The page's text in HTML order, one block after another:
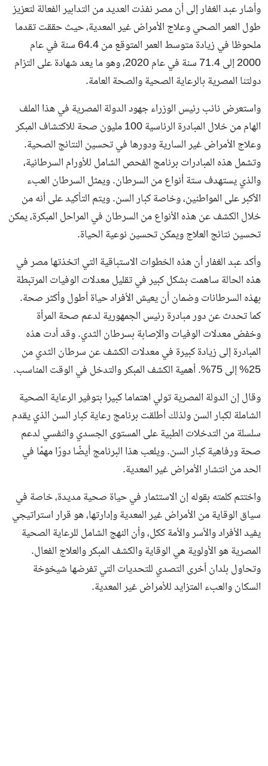
وأشار عبد الغفار إلى أن مصر نفذت العديد من التدابير الفعالة لتعزيز
طول العمر الصحي وعلاج الأمراض غير المعدية، حيث حققت تقدما
ملحوظا في زيادة متوسط العمر المتوقع من 64.4 سنة في عام
2000 إلى 71.4 سنة في عام 2020، وهو ما يعد شهادة على التزام
دولتنا المصرية بالرعاية الصحية والصحة العامة.
واستعرض نائب رئيس الوزراء جهود الدولة المصرية في هذا الملف
الهام من خلال المبادرة الرئاسية 100 مليون صحة للاكتشاف المبكر
وعلاج الأمراض غير السارية ودورها في تحسين النتائج الصحية.
وتشمل هذه المبادرات برنامج الفحص الشامل للأورام السرطانية،
والذي يستهدف ستة أنواع من السرطان. ويمثل السرطان العبء
الأكبر على المواطنين، وخاصة كبار السن. ويتم التأكيد على أنه من
خلال الكشف عن هذه الأنواع من السرطان في المراحل المبكرة، يمكن
تحسين نتائج العلاج ويمكن تحسين نوعية الحياة.
وأكد عبد الغفار أن هذه الخطوات الاستباقية التي اتخذتها مصر في
هذه الحالة ساهمت بشكل كبير في تقليل معدلات الوفيات المرتبطة
بهذه السرطانات وضمان أن يعيش الأفراد حياة أطول وأكثر صحة.
كما تحدث عن دور مبادرة رئيس الجمهورية لدعم صحة المرأة
وخفض معدلات الوفيات والإصابة بسرطان الثدي. وقد أدت هذه
المبادرة إلى زيادة كبيرة في معدلات الكشف عن سرطان الثدي من
25% إلى 75%. أهمية الكشف المبكر والتدخل في الوقت المناسب.
وقال إن الدولة المصرية تولي اهتماما كبيرا بتوفير الرعاية الصحية
الشاملة لكبار السن ولذلك أطلقت برنامج رعاية كبار السن الذي يقدم
سلسلة من التدخلات الطبية على المستوى الجسدي والنفسي لدعم
صحة ورفاهية كبار السن. ويلعب هذا البرنامج أيضًا دورًا مهمًا في
الحد من انتشار الأمراض غير المعدية.
واختتم كلمته بقوله إن الاستثمار في حياة صحية مديدة، خاصة في
سياق الوقاية من الأمراض غير المعدية وإدارتها، هو قرار استراتيجي
يفيد الأفراد والأسر والأمة ككل، وأن النهج الشامل للرعاية الصحية
المصرية هو الأولوية هي الوقاية والكشف المبكر والعلاج الفعال.
وتحاول بلدان أخرى التصدي للتحديات التي تفرضها شيخوخة
السكان والعبء المتزايد للأمراض غير المعدية.